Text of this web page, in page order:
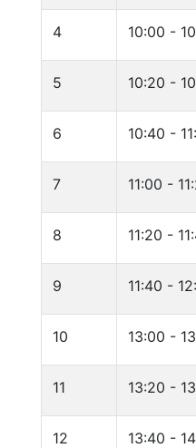
4 10:00 -
5 10:20 -
6 10:40 -
7 11:00 -
8 11:20 -
9 11:40 -
10 13:00 -
11 13:20 -
12 13:40 -